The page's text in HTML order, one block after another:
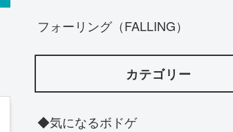
フォーリング（FALLING）
カテゴリー
◆気になるボドゲ